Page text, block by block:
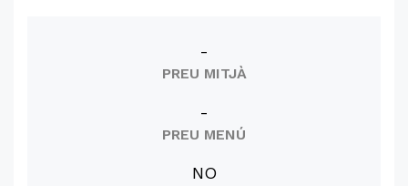
-
PREU MITJÀ
-
PREU MENÚ
NO